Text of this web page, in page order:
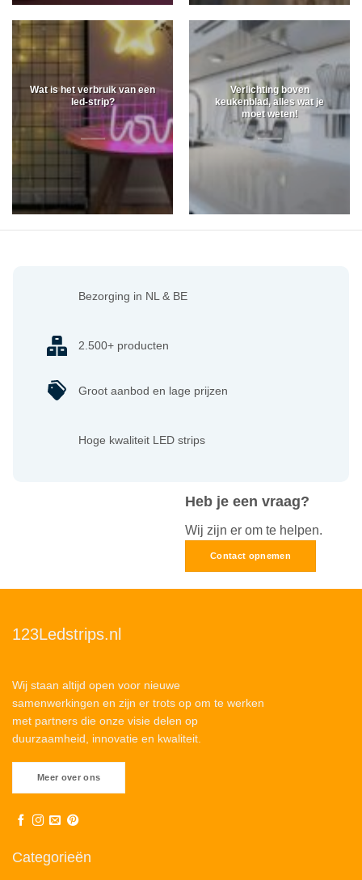
Wat is het verbruik van een
led-strip?
Verlichting boven
keukenblad, alles wat je
moet weten!
Heb je een vraag?
Wij zijn er om te helpen.
Contact opnemen
Bezorging in NL & BE
2.500+ producten
Groot aanbod en lage prijzen
Hoge kwaliteit LED strips
123Ledstrips.nl
Wij staan altijd open voor nieuwe
samenwerkingen en zijn er trots op om te werken
met partners die onze visie delen op
duurzaamheid, innovatie en kwaliteit.
Meer over ons
Categorieën